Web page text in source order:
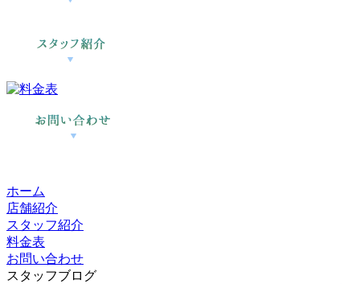
ホーム
店舗紹介
スタッフ紹介
料金表
お問い合わせ
スタッフブログ